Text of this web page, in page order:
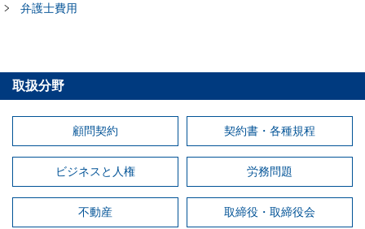
弁護士費用
取扱分野
顧問契約 契約書・各種規程
ビジネスと人権 労務問題
不動産 取締役・取締役会